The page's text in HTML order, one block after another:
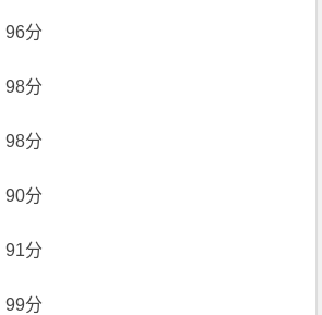
96分
98分
98分
90分
91分
99分